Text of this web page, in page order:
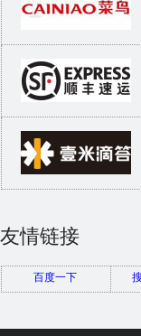
友情链接
百度一下